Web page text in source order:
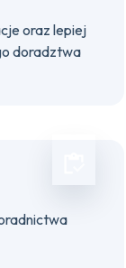
oraz lepiej
doradztwa